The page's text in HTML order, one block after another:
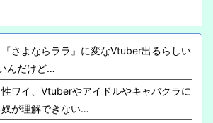
『さよならララ』に変なVtuber出るらしい
んだけど…
性ワイ、Vtuberやアイドルやキャバクラに
が理解できない…